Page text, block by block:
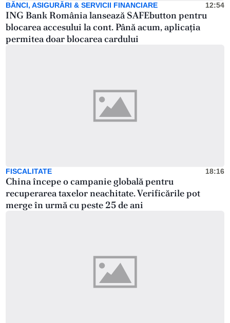
BĂNCI, ASIGURĂRI & SERVICII FINANCIARE 12:54
ING Bank România lansează SAFEbutton pentru
blocarea accesului la cont. Până acum, aplicația
permitea doar blocarea cardului
FISCALITATE 18:16
China începe o campanie globală pentru
recuperarea taxelor neachitate. Verificările pot
merge în urmă cu peste 25 de ani